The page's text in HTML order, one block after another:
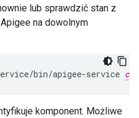
lub sprawdzić stan z
na dowolnym
bin/apigee-service
komponent. Możliwe